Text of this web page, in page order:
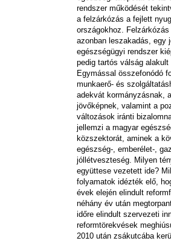
rendszer működését
a felzárkózás a fejlett
országokhoz.
azonban leszakadás, egy
egészségügyi rendszer
pedig tartós válság alakult
Egymással összefonódó
munkaerő- és
adekvát kormányzásnak,
jövőképnek, valamint a
változások iránti
jellemzi a magyar
közszektorát, aminek a
egészség-, emberélet-,
jóllétveszteség. Milyen
együttese vezetett ide?
folyamatok idézték elő,
évek elején elindult
néhány év után
időre elindult szervezeti
reformtörekvések
2010 után zsákutcába